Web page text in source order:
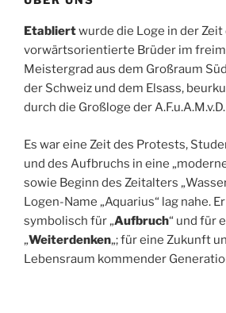
Etabliertwurde die Loge in der Zeit
vorwärtsorientierte Brüder im
Meistergrad aus dem Großraum
der Schweiz und dem Elsass,
durch die Großloge der A.F.u.A.M.v.D.
Es war eine Zeit des Protests,
und des Aufbruchs in eine
sowie Beginn des Zeitalters
Logen-Name „Aquarius“ lag nahe.
symbolisch für „Aufbruch“ und für
„Weiterdenken„; für eine Zukunft
Lebensraum kommender